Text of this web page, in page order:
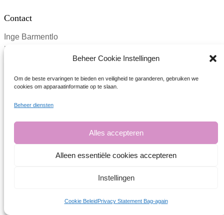
Beheer Cookie Instellingen
Om de beste ervaringen te bieden en veiligheid te garanderen, gebruiken we
cookies om apparaatinformatie op te slaan.
Beheer diensten
Alles accepteren
Alleen essentiële cookies accepteren
Instellingen
Cookie BeleidPrivacy Statement Bag-again
Contact
Inge Barmentlo
inge@bag-again.nl
2806 CG Gouda (geen bezoekadres)
BTW: NL001969030B24
Waar staat Bag-again voor?